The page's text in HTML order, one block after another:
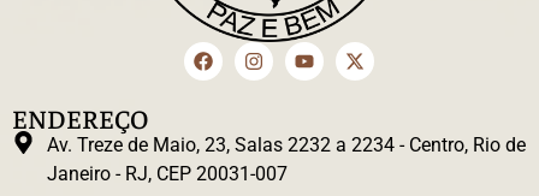
ENDEREÇO
Av. Treze de Maio, 23, Salas 2232 a 2234 - Centro, Rio de
Janeiro - RJ, CEP 20031-007